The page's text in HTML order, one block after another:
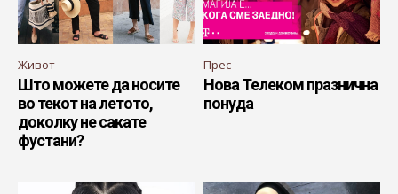
Живот
Што можете да носите
во текот на летото,
доколку не сакате
фустани?
Прес
Нова Телеком празнична
понуда